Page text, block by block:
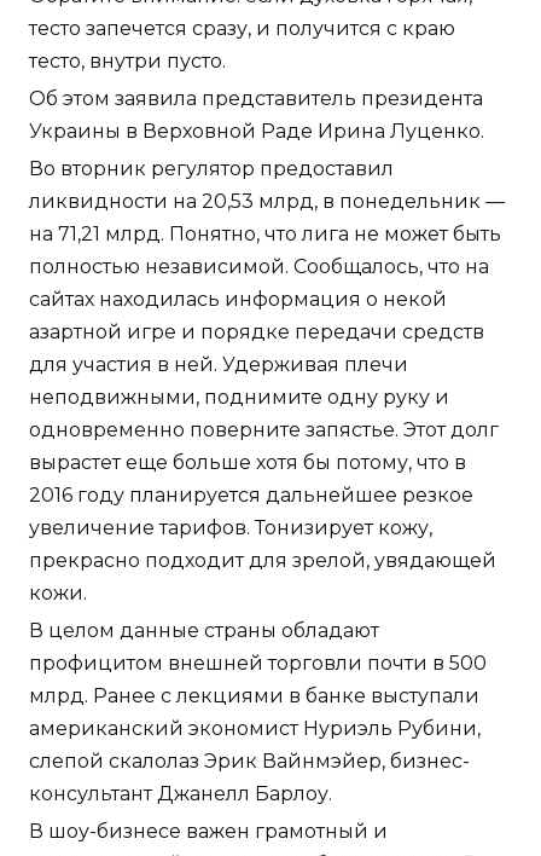
тесто запечется сразу, и получится с краю
тесто, внутри пусто.
Об этом заявила представитель президента
Украины в Верховной Раде Ирина Луценко.
Во вторник регулятор предоставил
ликвидности на 20,53 млрд, в понедельник —
на 71,21 млрд. Понятно, что лига не может быть
полностью независимой. Сообщалось, что на
сайтах находилась информация о некой
азартной игре и порядке передачи средств
для участия в ней. Удерживая плечи
неподвижными, поднимите одну руку и
одновременно поверните запястье. Этот долг
вырастет еще больше хотя бы потому, что в
2016 году планируется дальнейшее резкое
увеличение тарифов. Тонизирует кожу,
прекрасно подходит для зрелой, увядающей
кожи.
В целом данные страны обладают
профицитом внешней торговли почти в 500
млрд. Ранее с лекциями в банке выступали
американский экономист Нуриэль Рубини,
слепой скалолаз Эрик Вайнмэйер, бизнес-
консультант Джанелл Барлоу.
В шоу-бизнесе важен грамотный и